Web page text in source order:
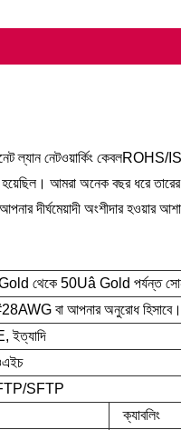
নেটওয়ার্কিং কেবলROHS/
হয়েছিল। আমরা অনেক বছর ধরে
দীর্ঘমেয়াদী অংশীদার হওয়ার
থেকে 50Uâ Gold পর্যন্ত
বা আপনার অনুরোধ হিসাবে।
ইত্যাদি
SFTP
ক্যাবলিং